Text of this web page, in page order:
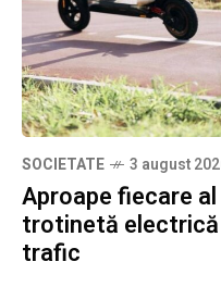
SOCIETATE 3 august
Aproape fiecare
trotinetă
trafic